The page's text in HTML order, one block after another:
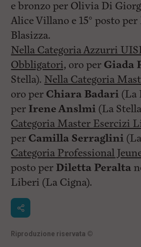
e bronzo per Olivia Di
Alice Villano e 15° posto
Blasizza.
Nella Categoria Azzurri
Obbligatori, oro per Giada
Stella). Nella Categoria
oro per Chiara Badari (La
per Irene Anslmi (La
Categoria Master Esercizi
per Camilla Serraglini
Categoria Professional
posto per Diletta Peralta
Liberi (La Cigna).
Riproduzione riservata ©